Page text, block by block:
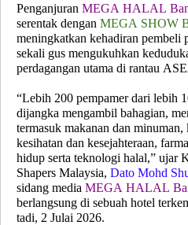
Penganjuran MEGA HALAL
serentak dengan MEGA SHOW
meningkatkan kehadiran pembeli
sekali gus mengukuhkan
perdagangan utama di rantau
“Lebih 200 pempamer dari lebih
dijangka mengambil bahagian,
termasuk makanan dan
kesihatan dan kesejahteraan,
hidup serta teknologi halal,” ujar
Shapers Malaysia, Dato Mohd
sidang media MEGA HALAL
berlangsung di sebuah hotel
tadi, 2 Julai 2026.